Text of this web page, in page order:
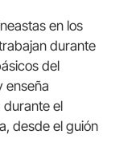
en los
durante
del
enseña
durante el
desde el guión